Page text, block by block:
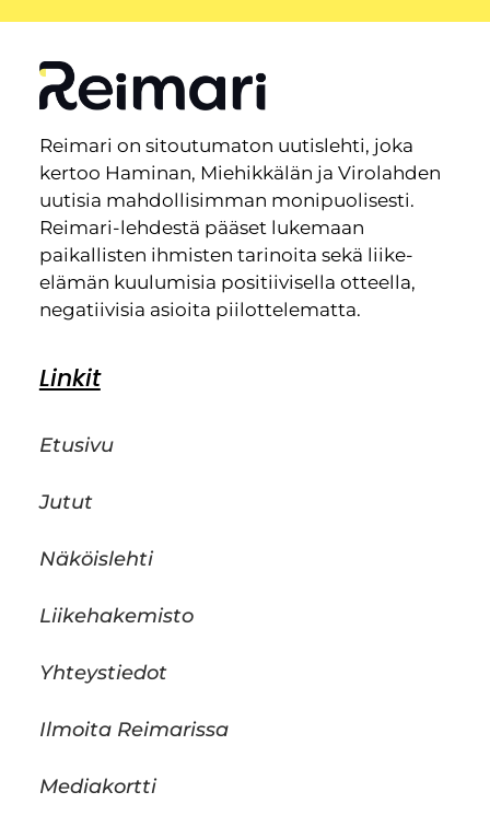
Reimari on sitoutumaton uutislehti, joka
kertoo Haminan, Miehikkälän ja Virolahden
uutisia mahdollisimman monipuolisesti.
Reimari-lehdestä pääset lukemaan
paikallisten ihmisten tarinoita sekä liike-
elämän kuulumisia positiivisella otteella,
negatiivisia asioita piilottelematta.
Linkit
Etusivu
Jutut
Näköislehti
Liikehakemisto
Yhteystiedot
Ilmoita Reimarissa
Mediakortti